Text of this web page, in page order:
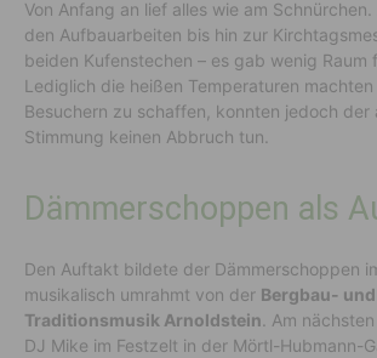
Von Anfang an lief alles wie am
den Aufbauarbeiten bis hin zur
beiden Kufenstechen – es gab wenig Raum
Lediglich die heißen Temperaturen machten
Besuchern zu schaffen, konnten jedoch der
Stimmung keinen Abbruch tun.
Dämmerschoppen als
Den Auftakt bildete der Dämmerschoppen
musikalisch umrahmt von der Bergbau-
Traditionsmusik Arnoldstein . Am
DJ Mike im Festzelt in der Mörtl-Hubmann-